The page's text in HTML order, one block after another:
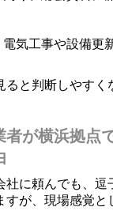
気工事や設備更
と判断しやすく
者が横浜拠点
社に頼んでも、逗
すが、現場感覚と